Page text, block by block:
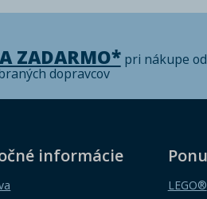
ZADARMO*pri nákupe
dopravcov
informácie
LEGO®